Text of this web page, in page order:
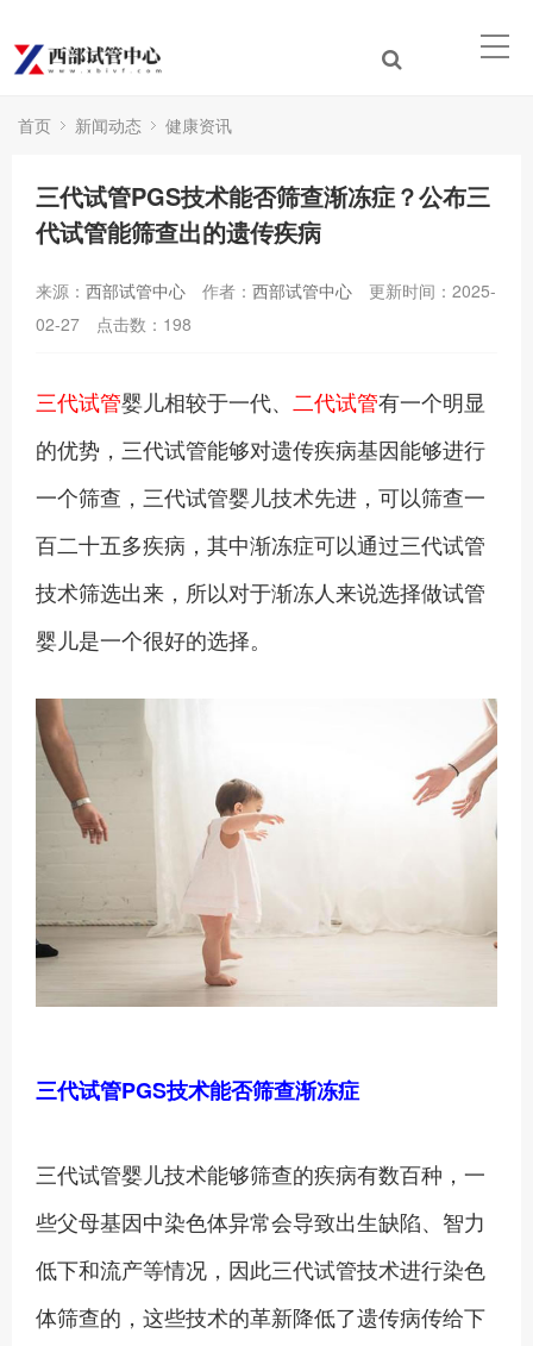
首页 新闻动态 健康资讯
三代试管PGS技术能否筛查渐冻症？公布三
代试管能筛查出的遗传疾病
来源： 西部试管中心 作者： 西部试管中心
更新时间：2025-
02-27
点击数： 198
三代试管婴儿相较于一代、 二代试管有一个明显
的优势，三代试管能够对遗传疾病基因能够进行
一个筛查，三代试管婴儿技术先进，可以筛查一
百二十五多疾病，其中渐冻症可以通过三代试管
技术筛选出来，所以对于渐冻人来说选择做试管
婴儿是一个很好的选择。
三代试管PGS技术能否筛查渐冻症
三代试管婴儿技术能够筛查的疾病有数百种，一
些父母基因中染色体异常会导致出生缺陷、智力
低下和流产等情况，因此三代试管技术进行染色
体筛查的，这些技术的革新降低了遗传病传给下